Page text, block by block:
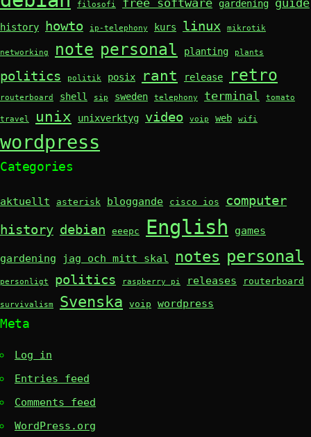
filosofi free software gardening guide
history howto ip-telephony kurs linux mikrotik
networking note personal planting plants
politics politik posix rant release retro
routerboard shell sip sweden telephony terminal tomato
travel unix unixverktyg video voip web wifi
wordpress
Categories
aktuellt asterisk bloggande cisco ios
computer
history debian eeepc English games
gardening jag och mitt skal notes personal
personligt politics raspberry pi releases routerboard
survivalism Svenska voip wordpress
Meta
Log in
Entries feed
Comments feed
WordPress.org